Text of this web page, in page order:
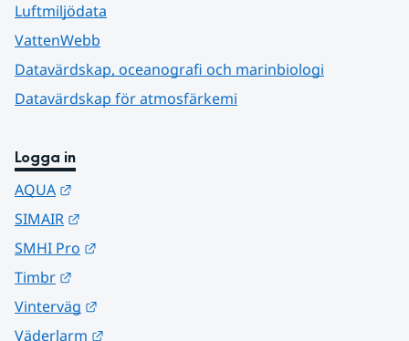
Luftmiljödata
VattenWebb
Datavärdskap, oceanografi och marinbiologi
Datavärdskap för atmosfärkemi
Logga in
AQUA
SIMAIR
SMHI Pro
Timbr
Vinterväg
Väderlarm